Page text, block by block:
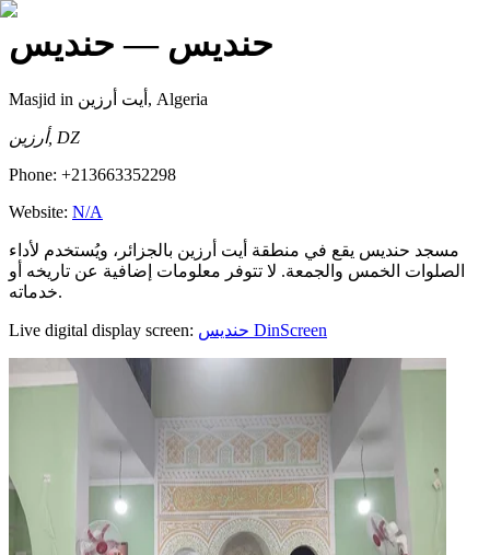
حنديس — حنديس
Masjid in أيت أرزين, Algeria
أرزين, DZ
Phone: +213663352298
Website: N/A
مسجد حنديس يقع في منطقة أيت أرزين بالجزائر، ويُستخدم لأداء
الصلوات الخمس والجمعة. لا تتوفر معلومات إضافية عن تاريخه أو
خدماته.
Live digital display screen: حنديس DinScreen